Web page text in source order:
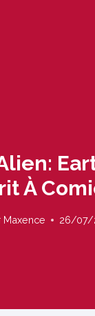
À
Maxence 26/07/